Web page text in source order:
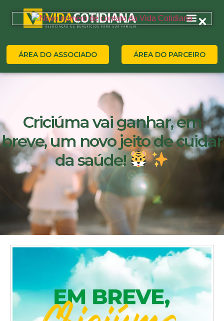
ÁREA DO ASSOCIADO ÁREA DO PARCEIRO
Criciúma vai ganhar, em
breve, um novo jeito de cuidar
da saúde!